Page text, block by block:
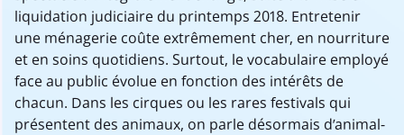
liquidation judiciaire du printemps 2018. Entretenir
une ménagerie coûte extrêmement cher, en nourriture
et en soins quotidiens. Surtout, le vocabulaire employé
face au public évolue en fonction des intérêts de
chacun. Dans les cirques ou les rares festivals qui
présentent des animaux, on parle désormais d’animal-